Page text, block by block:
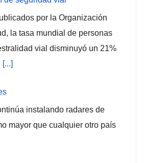
por la Organización
la tasa mundial de personas
vial disminuyó un 21%
[...]
instalando radares de
mayor que cualquier otro país